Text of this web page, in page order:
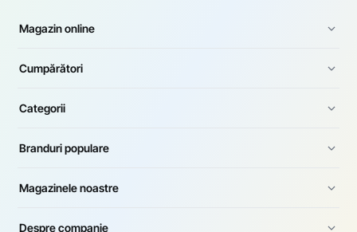
Magazin online
Cumpărători
Categorii
Branduri populare
Magazinele noastre
Despre companie